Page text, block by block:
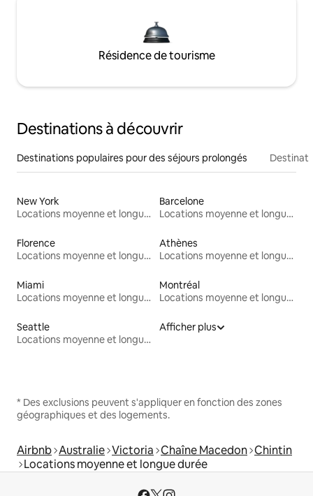
Résidence de tourisme
Destinations à découvrir
Destinations populaires pour des séjours prolongés
New York
Locations moyenne et longue durée
Barcelone
Locations moyenne et longue durée
Florence
Locations moyenne et longue durée
Athènes
Locations moyenne et longue durée
Miami
Locations moyenne et longue durée
Montréal
Locations moyenne et longue durée
Seattle
Locations moyenne et longue durée
Afficher plus
* Des exclusions peuvent s'appliquer en fonction des zones
géographiques et des logements.
Airbnb Australie Victoria Chaîne Macedon Chintin
Locations moyenne et longue durée